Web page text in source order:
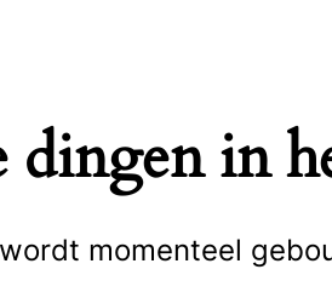
in
momenteel